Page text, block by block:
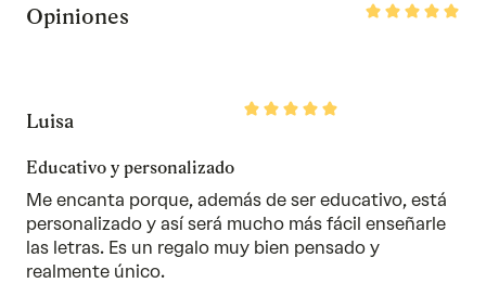
Opiniones
Rated
Rated
Luisa
Educativo y personalizado
Me encanta porque, además de ser educativo, está
personalizado y así será mucho más fácil enseñarle
las letras. Es un regalo muy bien pensado y
realmente único.